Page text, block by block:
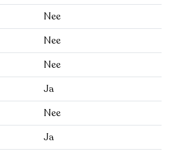
Nee
Nee
Nee
Ja
Nee
Ja